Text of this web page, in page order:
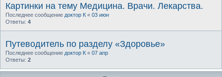
Картинки на тему Медицина. Врачи. Лекарства.
Последнее сообщение доктор К « 03 июн
Ответы: 4
Путеводитель по разделу «Здоровье»
Последнее сообщение доктор К « 07 апр
Ответы: 2